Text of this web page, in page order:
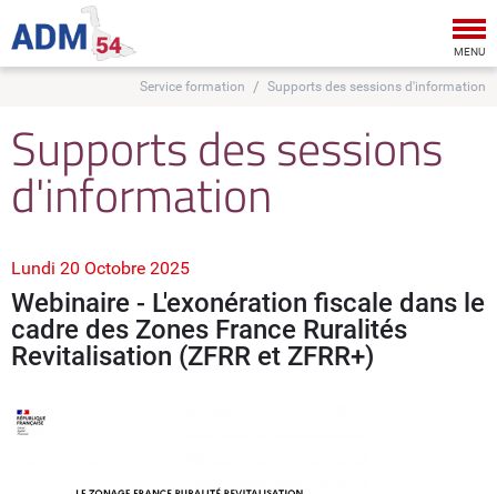
MENU
Service formation Supports des sessions d'information
Supports des sessions
d'information
Lundi 20 Octobre 2025
Webinaire - L'exonération fiscale dans le
cadre des Zones France Ruralités
Revitalisation (ZFRR et ZFRR+)